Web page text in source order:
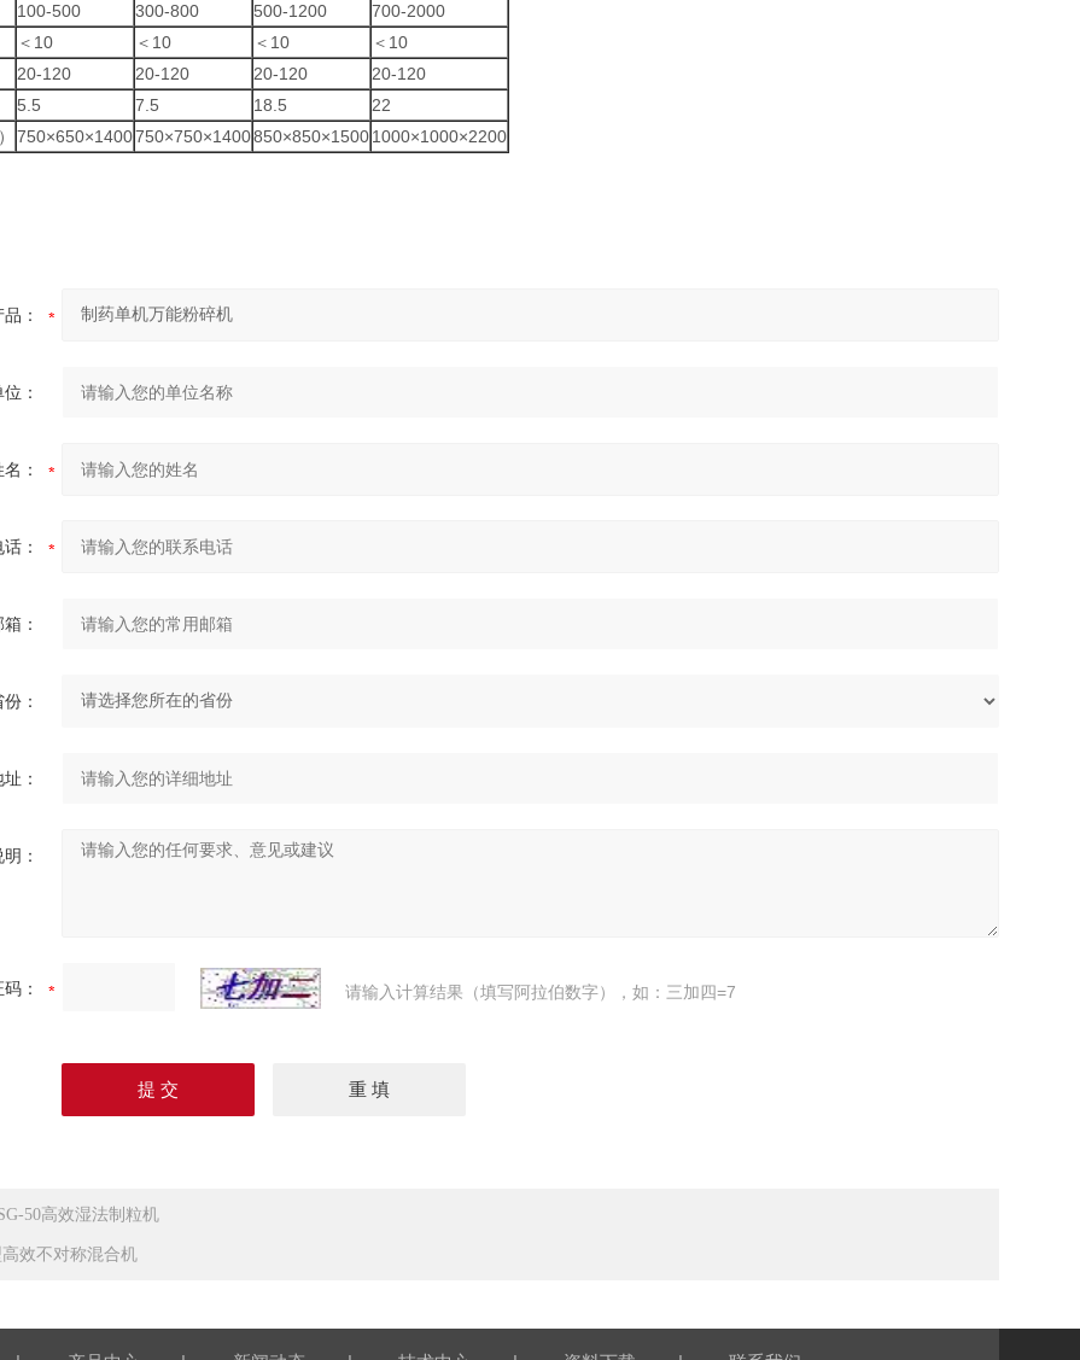
100-500 300-800 500-1200
700-2000
＜10 ＜10 ＜10
＜10
20-120 20-120 20-120
20-120
5.5 7.5 18.5
22
750×650×1400750×750×1400850×850×15001000×1000×2200
品：
：
：
：
：
：
：
：
： 请输入计算结果（填写阿拉伯数字），如：三加四=7
50高效湿法制粒机
效不对称混合机